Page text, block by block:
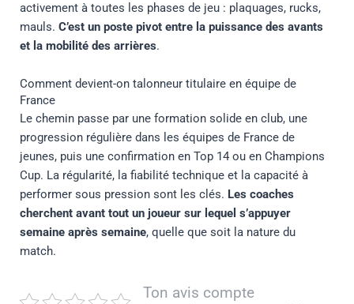
activement à toutes les phases de jeu : plaquages, rucks,
mauls. C’est un poste pivot entre la puissance des avants
et la mobilité des arrières.
Comment devient-on talonneur titulaire en équipe de
France
Le chemin passe par une formation solide en club, une
progression régulière dans les équipes de France de
jeunes, puis une confirmation en Top 14 ou en Champions
Cup. La régularité, la fiabilité technique et la capacité à
performer sous pression sont les clés. Les coaches
cherchent avant tout un joueur sur lequel s’appuyer
semaine après semaine, quelle que soit la nature du
match.
Ton avis compte